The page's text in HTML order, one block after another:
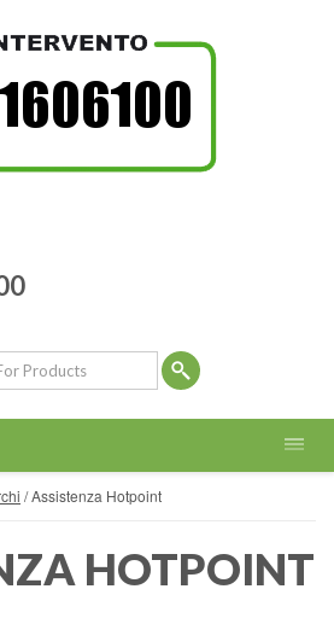
/Assistenza Hotpoint
HOTPOINT